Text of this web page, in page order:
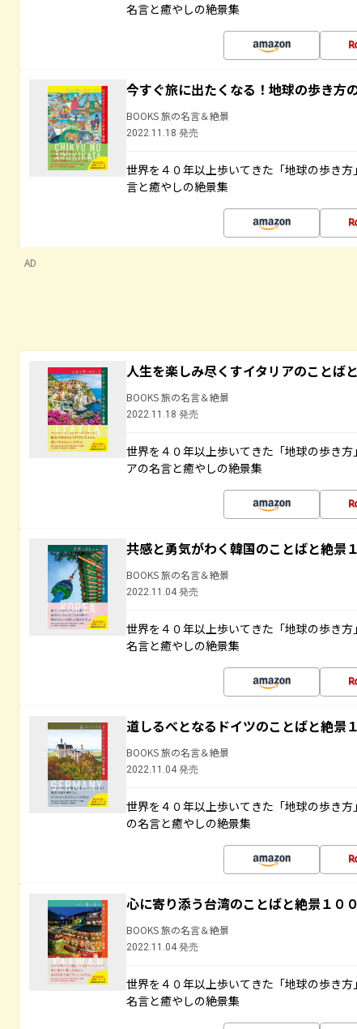
名言と癒やしの絶景集
今すぐ旅に出たくなる！地球の歩き方
BOOKS 旅の名言＆絶景
2022.11.18 発売
世界を４０年以上歩いてきた「地球の歩き
言と癒やしの絶景集
AD
人生を楽しみ尽くすイタリアのことば
BOOKS 旅の名言＆絶景
2022.11.18 発売
世界を４０年以上歩いてきた「地球の歩き
アの名言と癒やしの絶景集
共感と勇気がわく韓国のことばと絶景
BOOKS 旅の名言＆絶景
2022.11.04 発売
世界を４０年以上歩いてきた「地球の歩き
名言と癒やしの絶景集
道しるべとなるドイツのことばと絶景
BOOKS 旅の名言＆絶景
2022.11.04 発売
世界を４０年以上歩いてきた「地球の歩き
の名言と癒やしの絶景集
心に寄り添う台湾のことばと絶景１００
BOOKS 旅の名言＆絶景
2022.11.04 発売
世界を４０年以上歩いてきた「地球の歩き
名言と癒やしの絶景集